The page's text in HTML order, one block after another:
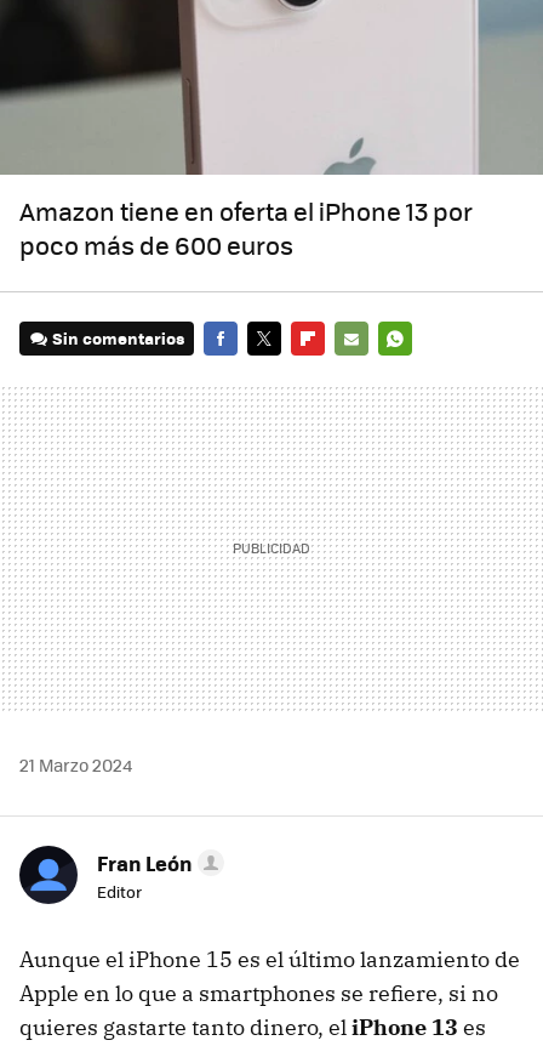
Amazon tiene en oferta el iPhone 13 por
poco más de 600 euros
Sin comentarios
MAIL
21 Marzo 2024
Fran León
Editor
Aunque el iPhone 15 es el último lanzamiento de
Apple en lo que a smartphones se refiere, si no
quieres gastarte tanto dinero, eliPhone 13 es